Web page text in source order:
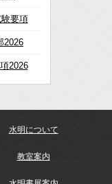
要項
2026
2026
水明について
教室案内